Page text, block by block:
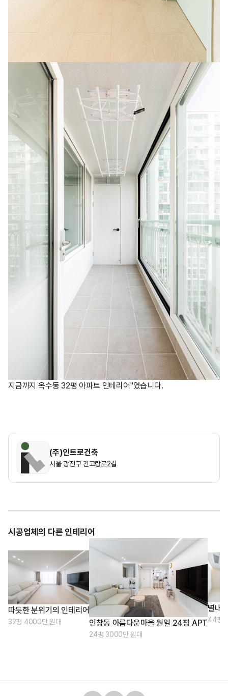
지금까지 옥수동 32평 아파트 인테리어"였습니다.
(주)인트로건축
서울 광진구 긴고랑로2길
시공업체의 다른 인테리어
따듯한 분위기의 인테리어
32평 4000만 원대 인창동 아름다운마을 원일 24평 APT
24평 3000만 원대
별내
44평